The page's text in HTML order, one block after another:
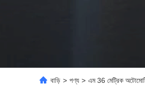
বাড়ি > পণ্য > এম 36 মেট্রিক